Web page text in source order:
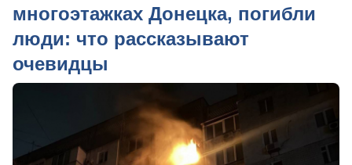
многоэтажках Донецка, погибли
люди: что рассказывают
очевидцы